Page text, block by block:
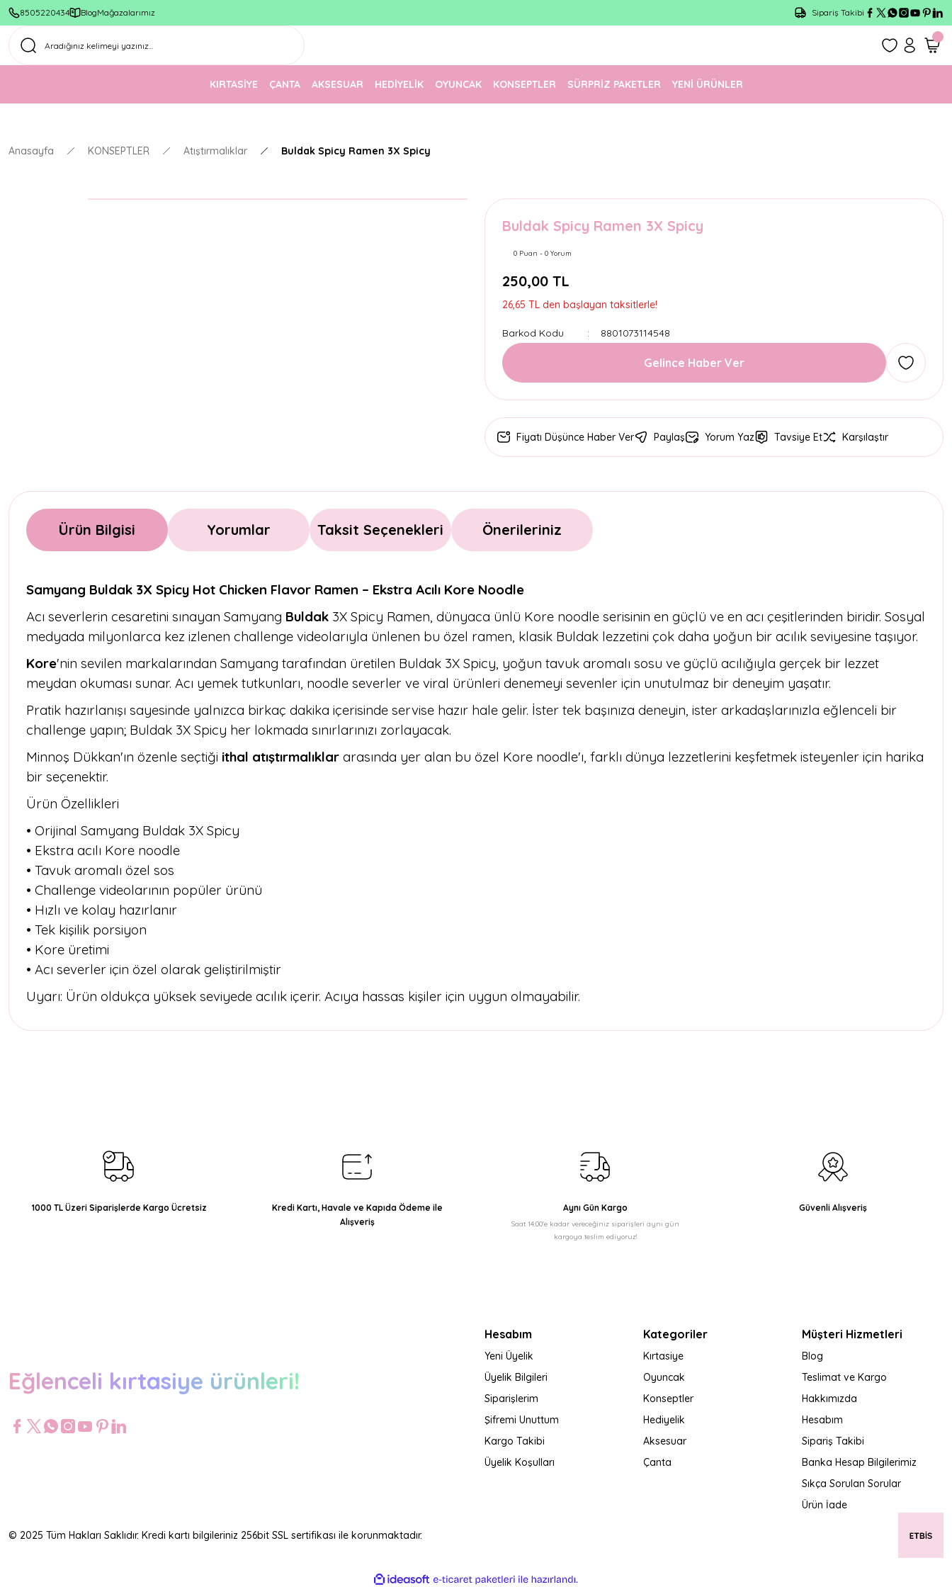
8505220434 BlogMağazalarımız
1500 TL Üzeri Ücretsiz Kargo
Sipariş Takibi
KIRTASİYE ÇANTA AKSESUAR HEDİYELİK OYUNCAK KONSEPTLER SÜRPRİZ PAKETLER YENİ ÜRÜNLER
Anasayfa KONSEPTLER Atıştırmalıklar Buldak Spicy Ramen 3X Spicy
Buldak Spicy Ramen 3X Spicy
0 Puan - 0 Yorum
250,00 TL
26,65 TL den başlayan taksitlerle!
Barkod Kodu 8801073114548
Gelince Haber Ver
Fiyatı Düşünce Haber Ver Paylaş Yorum Yaz Tavsiye Et Karşılaştır
Ürün Bilgisi Yorumlar Taksit Seçenekleri Önerileriniz
Samyang Buldak 3X Spicy Hot Chicken Flavor Ramen – Ekstra Acılı Kore Noodle
Acı severlerin cesaretini sınayan Samyang Buldak 3X Spicy Ramen, dünyaca ünlü Kore noodle serisinin en güçlü ve en acı çeşitlerinden biridir. Sosyal
medyada milyonlarca kez izlenen challenge videolarıyla ünlenen bu özel ramen, klasik Buldak lezzetini çok daha yoğun bir acılık seviyesine taşıyor.
Kore'nin sevilen markalarından Samyang tarafından üretilen Buldak 3X Spicy, yoğun tavuk aromalı sosu ve güçlü acılığıyla gerçek bir lezzet
meydan okuması sunar. Acı yemek tutkunları, noodle severler ve viral ürünleri denemeyi sevenler için unutulmaz bir deneyim yaşatır.
Pratik hazırlanışı sayesinde yalnızca birkaç dakika içerisinde servise hazır hale gelir. İster tek başınıza deneyin, ister arkadaşlarınızla eğlenceli bir
challenge yapın; Buldak 3X Spicy her lokmada sınırlarınızı zorlayacak.
Minnoş Dükkan'ın özenle seçtiği ithal atıştırmalıklar arasında yer alan bu özel Kore noodle'ı, farklı dünya lezzetlerini keşfetmek isteyenler için harika
bir seçenektir.
Ürün Özellikleri
• Orijinal Samyang Buldak 3X Spicy
• Ekstra acılı Kore noodle
• Tavuk aromalı özel sos
• Challenge videolarının popüler ürünü
• Hızlı ve kolay hazırlanır
• Tek kişilik porsiyon
• Kore üretimi
• Acı severler için özel olarak geliştirilmiştir
Uyarı: Ürün oldukça yüksek seviyede acılık içerir. Acıya hassas kişiler için uygun olmayabilir.
Ürün fiyatı diğer sitelerden daha pahalı.
Bu ürüne benzer farklı alternatifler olmalı.
1000 TL Üzeri Siparişlerde Kargo Ücretsiz
Kredi Kartı, Havale ve Kapıda Ödeme ile
Alışveriş
Aynı Gün Kargo
Saat 14:00'e kadar vereceğiniz siparişleri aynı gün
kargoya teslim ediyoruz!
Güvenli Alışveriş
Eğlenceli kırtasiye ürünleri!
Hesabım
Yeni Üyelik
Üyelik Bilgileri
Siparişlerim
Şifremi Unuttum
Kargo Takibi
Üyelik Koşulları
Kategoriler
Kırtasiye
Oyuncak
Konseptler
Hediyelik
Aksesuar
Çanta
Müşteri Hizmetleri
Blog
Teslimat ve Kargo
Hakkımızda
Hesabım
Sipariş Takibi
Banka Hesap Bilgilerimiz
Sıkça Sorulan Sorular
Ürün İade
© 2025 Tüm Hakları Saklıdır. Kredi kartı bilgileriniz 256bit SSL sertifikası ile korunmaktadır.
ideasoft e-